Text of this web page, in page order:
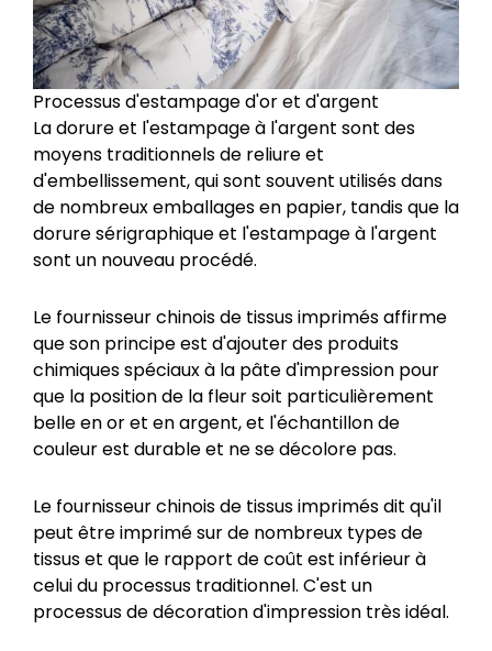
Processus d'estampage d'or et d'argent
La dorure et l'estampage à l'argent sont des
moyens traditionnels de reliure et
d'embellissement, qui sont souvent utilisés dans
de nombreux emballages en papier, tandis que la
dorure sérigraphique et l'estampage à l'argent
sont un nouveau procédé.
Le fournisseur chinois de tissus imprimés affirme
que son principe est d'ajouter des produits
chimiques spéciaux à la pâte d'impression pour
que la position de la fleur soit particulièrement
belle en or et en argent, et l'échantillon de
couleur est durable et ne se décolore pas.
Le fournisseur chinois de tissus imprimés dit qu'il
peut être imprimé sur de nombreux types de
tissus et que le rapport de coût est inférieur à
celui du processus traditionnel. C'est un
processus de décoration d'impression très idéal.